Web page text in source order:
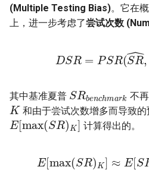
(Multiple Testing Bias)。它在
上，进一步考虑了尝试次数
S R= SR(SR^,S
rk)
其中基准夏普
SR
不
K
和由于尝试次数增多而导致
E[max (SR)K]
计算得出的。
E[ max(SR ) ≈E[